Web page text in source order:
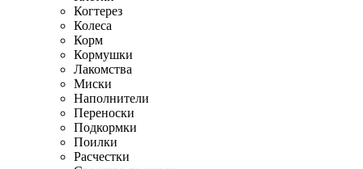
Когтерез
Колеса
Корм
Кормушки
Лакомства
Миски
Наполнители
Переноски
Подкормки
Поилки
Расчестки